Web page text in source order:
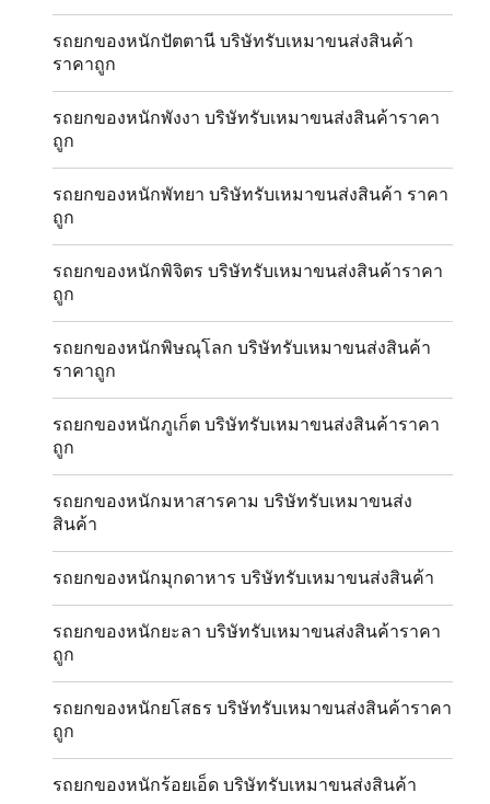
รถยกของหนักปัตตานี บริษัทรับเหมาขนส่งสินค้า
ราคาถูก
รถยกของหนักพังงา บริษัทรับเหมาขนส่งสินค้าราคา
ถูก
รถยกของหนักพัทยา บริษัทรับเหมาขนส่งสินค้า ราคา
ถูก
รถยกของหนักพิจิตร บริษัทรับเหมาขนส่งสินค้าราคา
ถูก
รถยกของหนักพิษณุโลก บริษัทรับเหมาขนส่งสินค้า
ราคาถูก
รถยกของหนักภูเก็ต บริษัทรับเหมาขนส่งสินค้าราคา
ถูก
รถยกของหนักมหาสารคาม บริษัทรับเหมาขนส่ง
สินค้า
รถยกของหนักมุกดาหาร บริษัทรับเหมาขนส่งสินค้า
รถยกของหนักยะลา บริษัทรับเหมาขนส่งสินค้าราคา
ถูก
รถยกของหนักยโสธร บริษัทรับเหมาขนส่งสินค้าราคา
ถูก
รถยกของหนักร้อยเอ็ด บริษัทรับเหมาขนส่งสินค้า